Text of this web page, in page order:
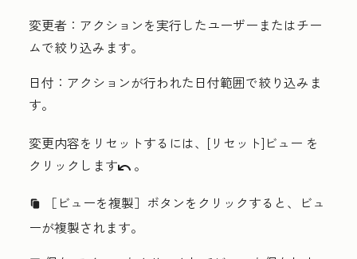
変更者： アクションを実行したユーザーまたはチー
ムで絞り込みます。
日付： アクションが行われた日付範囲で絞り込みま
す。
変更内容をリセットするには、[ リセット]ビュー を
クリックしますundo 。
duplicate ［ビューを複製］ ボタンをクリックすると、ビュ
ーが複製されます。